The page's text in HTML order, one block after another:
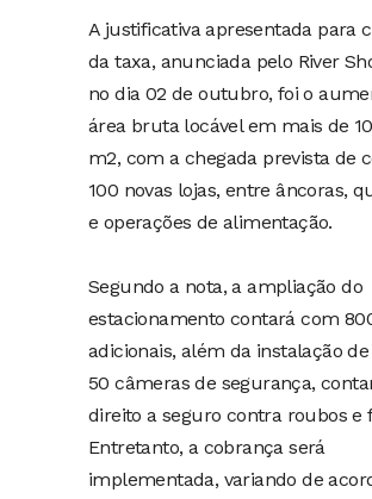
A justificativa apresentada para
da taxa, anunciada pelo River
no dia 02 de outubro, foi o
área bruta locável em mais de
m2, com a chegada prevista de
100 novas lojas, entre âncoras,
e operações de alimentação.
Segundo a nota, a ampliação do
estacionamento contará com
adicionais, além da instalação
50 câmeras de segurança,
direito a seguro contra roubos e
Entretanto, a cobrança será
implementada, variando de